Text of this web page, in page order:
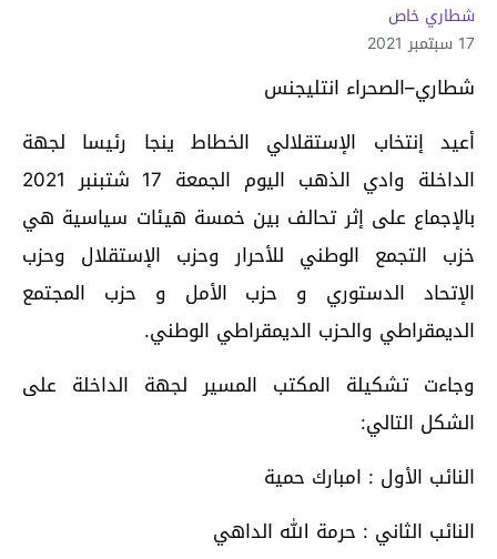
شطاري خاص
17 سبتمبر 2021
شطاري–الصحراء انتليجنس
أعيد إنتخاب الإستقلالي الخطاط ينجا رئيسا لجهة
الداخلة وادي الذهب اليوم الجمعة 17 شتبنبر 2021
بالإجماع على إثر تحالف بين خمسة هيئات سياسية هي
خزب التجمع الوطني للأحرار وحزب الإستقلال وحزب
الإتحاد الدستوري و حزب الأمل و حزب المجتمع
الديمقراطي والحزب الديمقراطي الوطني.
وجاءت تشكيلة المكتب المسير لجهة الداخلة على
الشكل التالي:
النائب الأول : امبارك حمية
النائب الثاني : حرمة الله الداهي